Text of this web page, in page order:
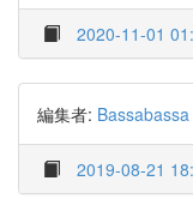
2020-11-01
編集者: Bassabassa
2019-08-21